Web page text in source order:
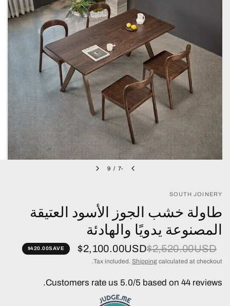
-7
/
9
SOUTH JOINERY
طاولة خشب الجوز الأسود العتيقة
المصنوعة يدويًا والهادئة
$2,520.00USD
$2,100.00USD
SAVE
$420.00
Tax included. Shipping calculated at checkout.
Customers rate us 5.0/5 based on 44 reviews.